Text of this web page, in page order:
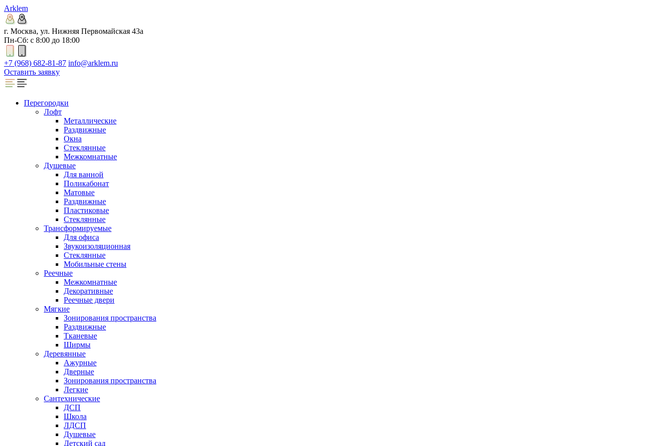
Arklem
г. Москва, ул. Нижняя Первомайская 43а
Пн-Сб: с 8:00 до 18:00
+7 (968) 682-81-87 info@arklem.ru
Оставить заявку
Перегородки
Лофт
Металлические
Раздвижные
Окна
Стеклянные
Межкомнатные
Душевые
Для ванной
Поликабонат
Матовые
Раздвижные
Пластиковые
Стеклянные
Трансформируемые
Для офиса
Звукоизоляционная
Стеклянные
Мобильные стены
Реечные
Межкомнатные
Декоративные
Реечные двери
Мягкие
Зонирования пространства
Раздвижные
Тканевые
Ширмы
Деревянные
Ажурные
Дверные
Зонирования пространства
Легкие
Сантехнические
ДСП
Школа
ЛДСП
Душевые
Детский сад